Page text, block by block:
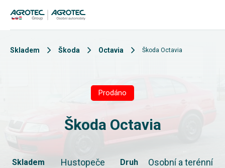
Skladem Škoda Octavia Škoda Octavia
Prodáno
Škoda Octavia
Skladem Hustopeče Druh Osobní a terénní